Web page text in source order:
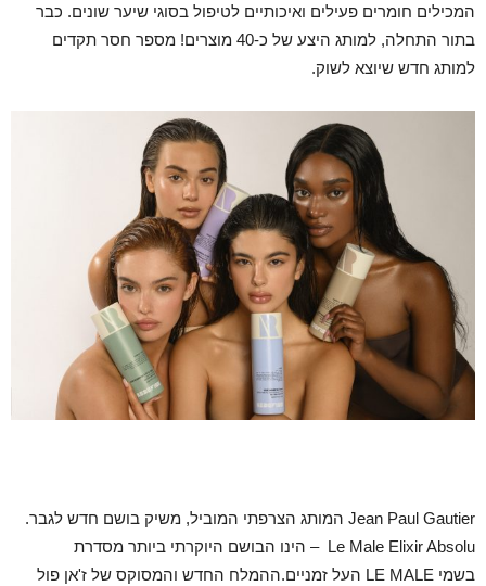
המכילים חומרים פעילים ואיכותיים לטיפול בסוגי שיער שונים. כבר
בתור התחלה, למותג היצע של כ-40 מוצרים! מספר חסר תקדים
למותג חדש שיוצא לשוק.
Jean Paul Gautier המותג הצרפתי המוביל, משיק בושם חדש לגבר.
Le Male Elixir Absolu – הינו הבושם היוקרתי ביותר מסדרת
בשמי LE MALE העל זמניים.ההמלח החדש והמסוקס של ז'אן פול